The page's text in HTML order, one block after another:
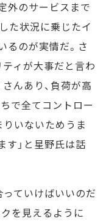
外のサービスまで
た状況に乗じたイ
るのが実情だ。さ
ィが大事だと言わ
んあり、負荷が高
で全てコントロー
いないためうま
す」と星野氏は話
ていけばいいのだ
を見えるように